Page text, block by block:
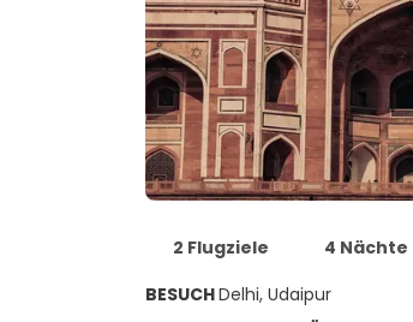
2 Flugziele 4 Nächte
BESUCHDelhi, Udaipur